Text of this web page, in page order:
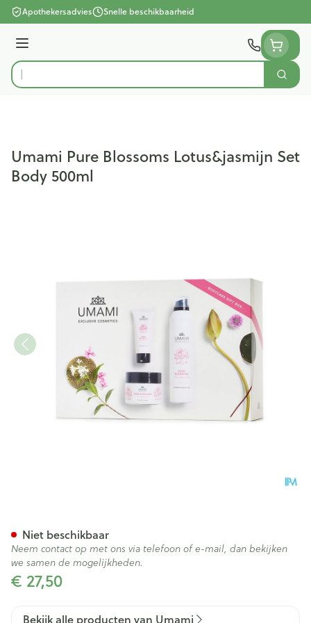
Ga naar de inhoud
Apothekersadvies Snelle beschikbaarheid
Menu
Product, merk, categorie...
Zoek
Umami Pure Blossoms Lotus&jasmijn Set
Body 500ml
€ 27,50
Niet beschikbaar
Neem contact op met ons via telefoon of e-mail, dan bekijken
we samen de mogelijkheden.
Bekijk alle producten van Umami